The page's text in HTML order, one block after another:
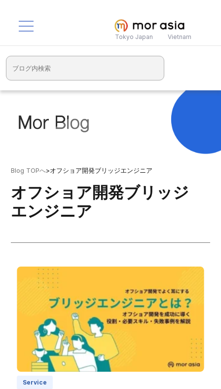
Tokyo Japan Vietnam
Blog TOPへ>オフショア開発ブリッジエンジニア
オフショア開発ブリッジ
エンジニア
Service